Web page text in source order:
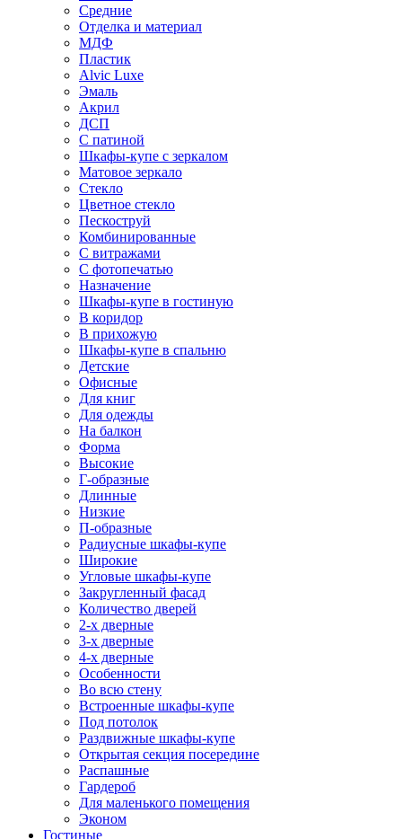
Средние
Отделка и материал
МДФ
Пластик
Alvic Luxe
Эмаль
Акрил
ДСП
С патиной
Шкафы-купе с зеркалом
Матовое зеркало
Стекло
Цветное стекло
Пескоструй
Комбинированные
С витражами
С фотопечатью
Назначение
Шкафы-купе в гостиную
В коридор
В прихожую
Шкафы-купе в спальню
Детские
Офисные
Для книг
Для одежды
На балкон
Форма
Высокие
Г-образные
Длинные
Низкие
П-образные
Радиусные шкафы-купе
Широкие
Угловые шкафы-купе
Закругленный фасад
Количество дверей
2-х дверные
3-х дверные
4-х дверные
Особенности
Во всю стену
Встроенные шкафы-купе
Под потолок
Раздвижные шкафы-купе
Открытая секция посередине
Распашные
Гардероб
Для маленького помещения
Эконом
Гостиные